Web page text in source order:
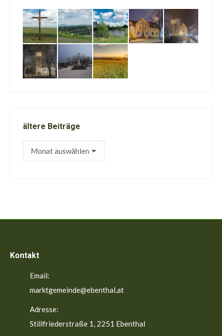
ältere Beiträge
ältere
Kontakt
Email:
marktgemeinde@ebenthal.at
Adresse:
Stillfriederstraße 1, 2251 Ebenthal